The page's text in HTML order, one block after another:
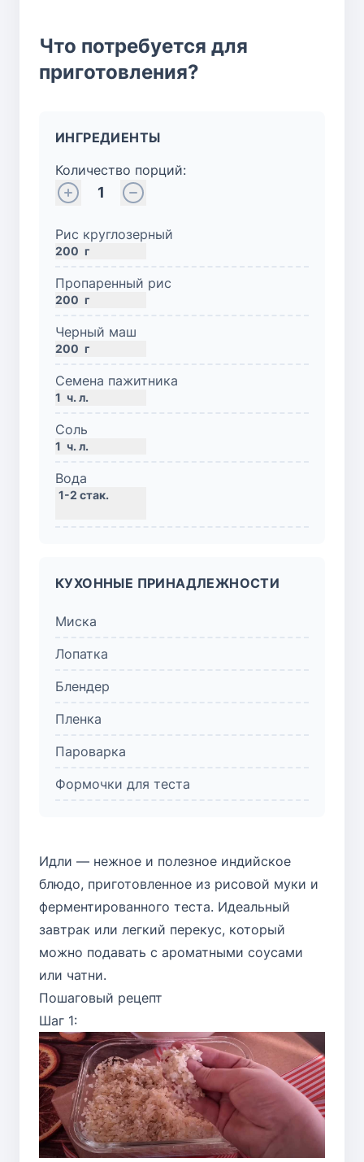
Что потребуется для
приготовления?
ИНГРЕДИЕНТЫ
Количество порций:
1
Рис круглозерный
200 г
Пропаренный рис
200 г
Черный маш
200 г
Семена пажитника
1 ч. л.
Соль
1 ч. л.
Вода
КУХОННЫЕ ПРИНАДЛЕЖНОСТИ
Миска
Лопатка
Блендер
Пленка
Пароварка
Формочки для теста
Идли — нежное и полезное индийское
блюдо, приготовленное из рисовой муки и
ферментированного теста. Идеальный
завтрак или легкий перекус, который
можно подавать с ароматными соусами
или чатни.
Пошаговый рецепт
Шаг 1: